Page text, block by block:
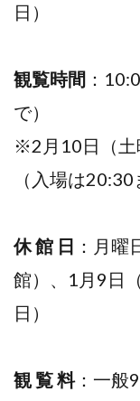
日）
観覧時間 ：
で）
※2月10日（土
（入場は20:30
休 館 日 ：月
館）、1月9日
日）
観 覧 料：一般